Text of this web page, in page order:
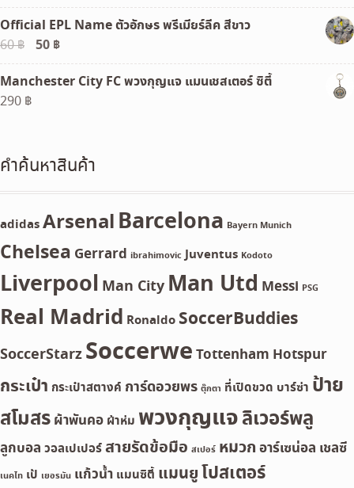
Official EPL Name ตัวอักษร พรีเมียร์ลีค สีขาว
60฿
Original
price
was:
60 ฿.
50 ฿Current
price
is:
Manchester City FC พวงกุญแจ แมนเชสเตอร์ ซิตี้
290 ฿
คำค้นหาสินค้า
adidasArsenalBarcelona Bayern Munich
Chelsea Gerrard ibrahimovic Juventus Kodoto
Liverpool Man City Man Utd Messi PSG
Real Madrid Ronaldo SoccerBuddies
SoccerStarzSoccerwe Tottenham Hotspur
กระเป๋า กระเป๋าสตางค์ การ์ดอวยพร ตุ๊กตา ที่เปิดขวด บาร์ซ่า ป้าย
สโมสร ผ้าพันคอ ผ้าห่ม พวงกุญแจลิเวอร์พลู
ลูกบอล วอลเปเปอร์สายรัดข้อมือ สเปอร์ หมวก อาร์เซน่อล เชลซี
เนคไท เป้ เยอรมัน แก้วน้ำ แมนซิตี้ แมนยูโปสเตอร์